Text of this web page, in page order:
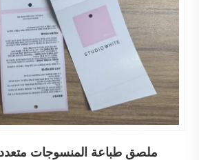
ملصق طباعة المنسوجات متعدد